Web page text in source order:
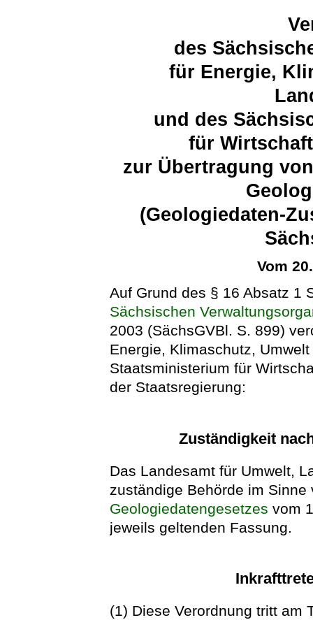
des
für Energie,
und des
für
zur Übertragung
(Geologiedaten-
Vom
Auf Grund des § 16 Absatz 1
Sächsischen
2003 (SächsGVBl. S. 899)
Energie, Klimaschutz,
Staatsministerium für
der Staatsregierung:
Zuständigkeit
Das Landesamt für Umwelt,
zuständige Behörde im
Geologiedatengesetzes vom
jeweils geltenden Fassung.
(1) Diese Verordnung tritt am